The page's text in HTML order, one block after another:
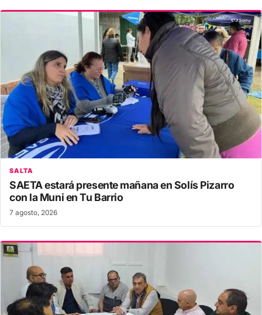
SALTA
SAETA estará presente mañana en Solís Pizarro
con la Muni en Tu Barrio
7 agosto, 2026